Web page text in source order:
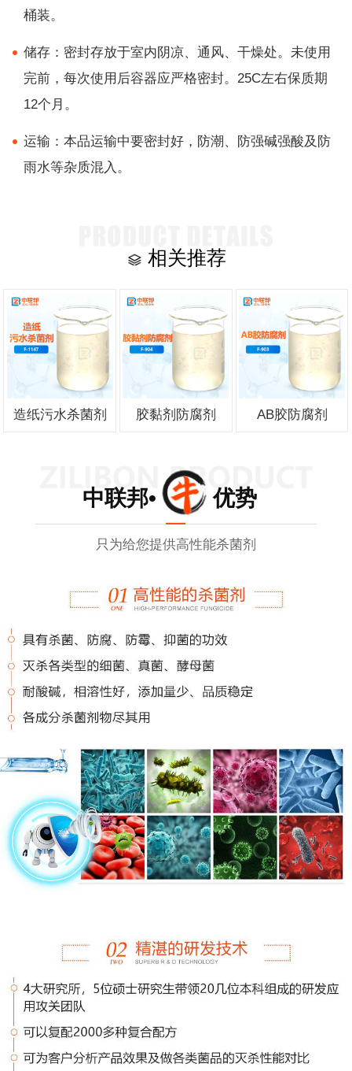
桶装。
储存：密封存放于室内阴凉、通风、干燥处。未使用
完前，每次使用后容器应严格密封。25C左右保质期
12个月。
运输：本品运输中要密封好，防潮、防强碱强酸及防
雨水等杂质混入。
相关推荐
造纸污水杀菌剂 胶黏剂防腐剂 AB胶防腐剂
中联邦• 优势
只为给您提供高性能杀菌剂